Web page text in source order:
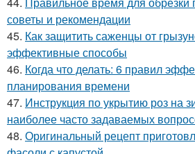
советы и рекомендации
45. Как защитить саженцы от
эффективные способы
46. Когда что делать: 6 правил
планирования времени
47. Инструкция по укрытию роз на
наиболее часто задаваемых
48. Оригинальный рецепт